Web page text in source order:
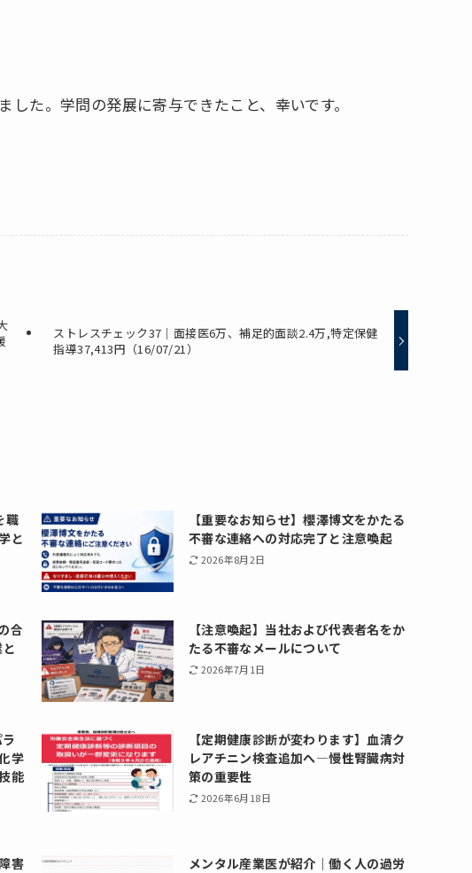
た。学問の発展に寄与できたこと、幸いです。
ストレスチェック37｜面接医6万、補足的面談2.4万,特定保健
指導37,413円（16/07/21）
職
と
【重要なお知らせ】櫻澤博文をかたる
不審な連絡への対応完了と注意喚起
2026年8月2日
合
【注意喚起】当社および代表者名をか
たる不審なメールについて
2026年7月1日
学
能
【定期健康診断が変わります】血清ク
レアチニン検査追加へ―慢性腎臓病対
策の重要性
2026年6月18日
害 メンタル産業医が紹介｜働く人の過労